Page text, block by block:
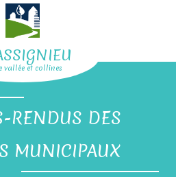
vallée et collines
RENDUS DES
MUNICIPAUX